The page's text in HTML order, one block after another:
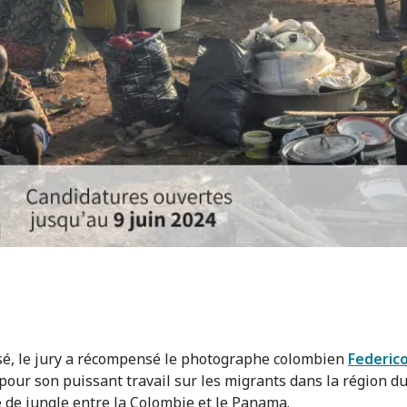
le jury a récompensé le photographe colombien
son puissant travail sur les migrants dans la région
jungle entre la Colombie et le Panama.